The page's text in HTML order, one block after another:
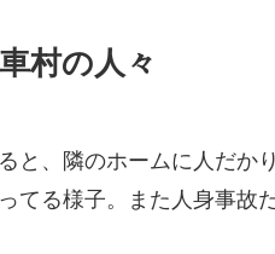
の人々
と、隣のホームに人だか
てる様子。また人身事故